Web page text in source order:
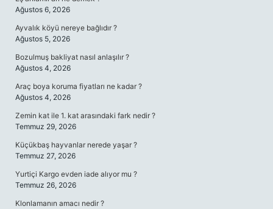
Ağustos 6, 2026
Ayvalık köyü nereye bağlıdır ?
Ağustos 5, 2026
Bozulmuş bakliyat nasıl anlaşılır ?
Ağustos 4, 2026
Araç boya koruma fiyatları ne kadar ?
Ağustos 4, 2026
Zemin kat ile 1. kat arasındaki fark nedir ?
Temmuz 29, 2026
Küçükbaş hayvanlar nerede yaşar ?
Temmuz 27, 2026
Yurtiçi Kargo evden iade alıyor mu ?
Temmuz 26, 2026
Klonlamanın amacı nedir ?